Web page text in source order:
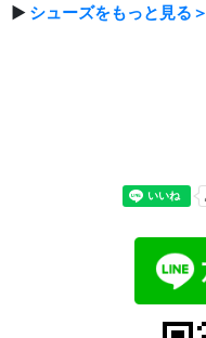
▶ シューズをもっと見る＞